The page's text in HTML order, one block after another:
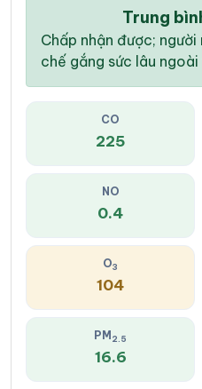
Trung
Chấp nhận được;
chế gắng sức lâu
CO
225
NO
0.4
O3
104
PM 2.5
16.6